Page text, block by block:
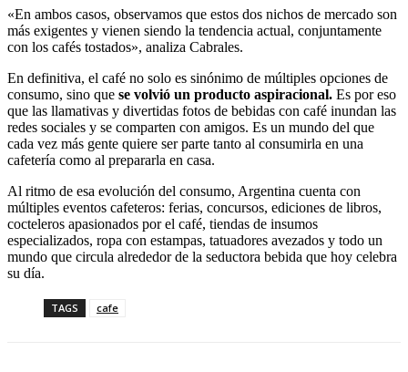
«En ambos casos, observamos que estos dos nichos de mercado son
más exigentes y vienen siendo la tendencia actual, conjuntamente
con los cafés tostados», analiza Cabrales.
En definitiva, el café no solo es sinónimo de múltiples opciones de
consumo, sino que se volvió un producto aspiracional. Es por eso
que las llamativas y divertidas fotos de bebidas con café inundan las
redes sociales y se comparten con amigos. Es un mundo del que
cada vez más gente quiere ser parte tanto al consumirla en una
cafetería como al prepararla en casa.
Al ritmo de esa evolución del consumo, Argentina cuenta con
múltiples eventos cafeteros: ferias, concursos, ediciones de libros,
cocteleros apasionados por el café, tiendas de insumos
especializados, ropa con estampas, tatuadores avezados y todo un
mundo que circula alrededor de la seductora bebida que hoy celebra
su día.
TAGS cafe